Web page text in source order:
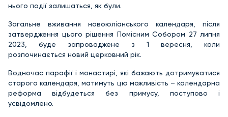
нього події залишаться, як були.
Загальне вживання новоюліанського календаря, після
затвердження цього рішення Помісним Собором 27 липня
2023, буде запроваджене з 1 вересня, коли
розпочинається новий церковний рік.
Водночас парафії і монастирі, які бажають дотримуватися
старого календаря, матимуть цю можливість – календарна
реформа відбудеться без примусу, поступово і
усвідомлено.